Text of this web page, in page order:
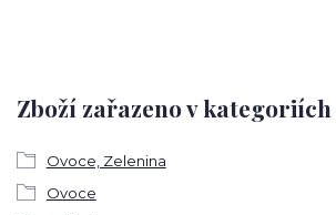
Zboží zařazeno v kategoriích
Ovoce, Zelenina
Ovoce